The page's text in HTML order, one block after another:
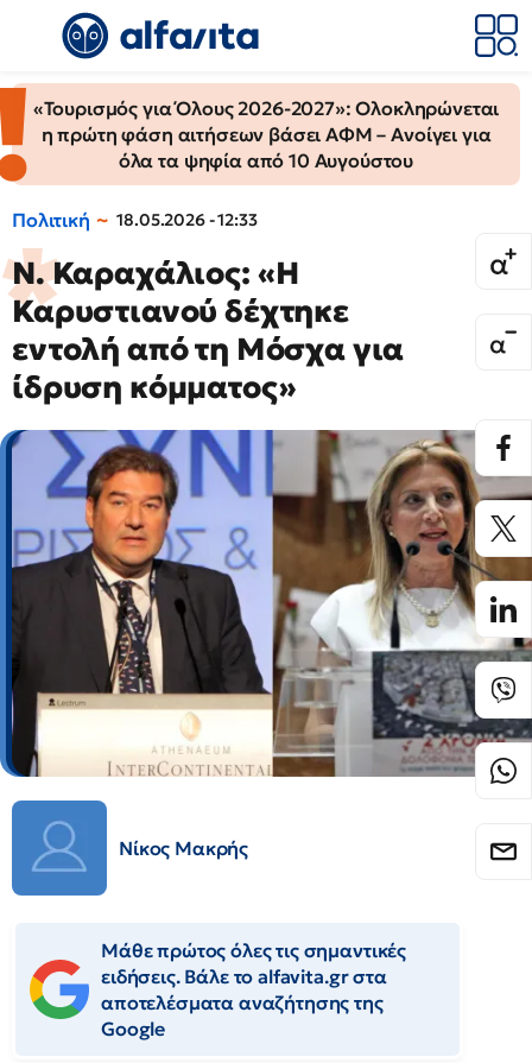
«Τουρισμός για Όλους 2026-2027»: Ολοκληρώνεται
η πρώτη φάση αιτήσεων βάσει ΑΦΜ – Ανοίγει για
όλα τα ψηφία από 10 Αυγούστου
Πολιτική 18.05.2026 - 12:33
Ν. Καραχάλιος: «Η
Καρυστιανού δέχτηκε
εντολή από τη Μόσχα για
ίδρυση κόμματος»
Νίκος Μακρής
Μάθε πρώτος όλες τις σημαντικές
ειδήσεις. Βάλε το alfavita.gr στα
αποτελέσματα αναζήτησης της
Google